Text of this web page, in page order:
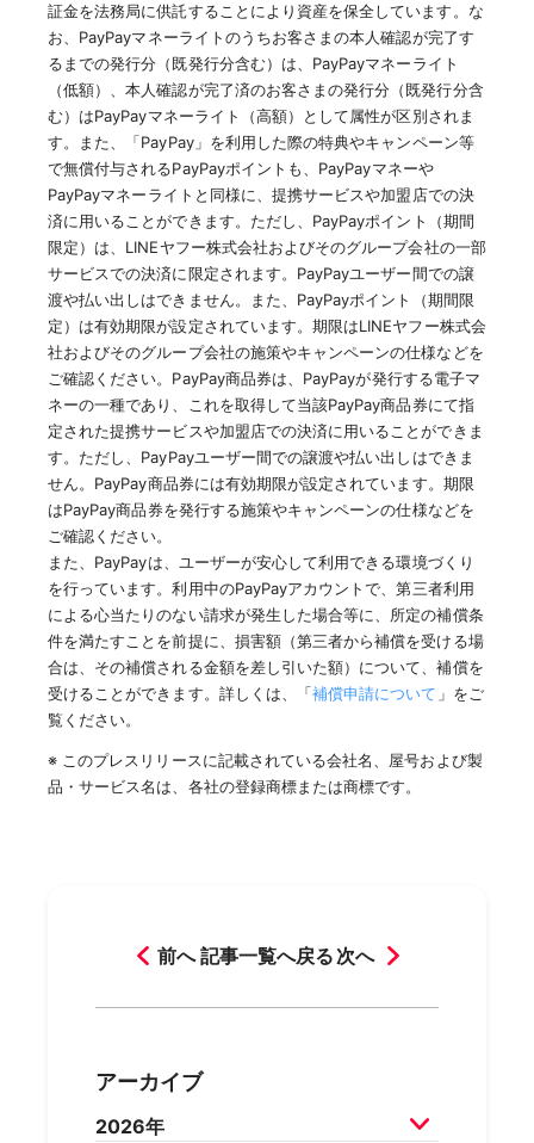
証金を法務局に供託することにより資産を保全しています。な
お、PayPayマネーライトのうちお客さまの本人確認が完了す
るまでの発行分（既発行分含む）は、PayPayマネーライト
（低額）、本人確認が完了済のお客さまの発行分（既発行分含
む）はPayPayマネーライト（高額）として属性が区別されま
す。また、「PayPay」を利用した際の特典やキャンペーン等
で無償付与されるPayPayポイントも、PayPayマネーや
PayPayマネーライトと同様に、提携サービスや加盟店での決
済に用いることができます。ただし、PayPayポイント（期間
限定）は、LINEヤフー株式会社およびそのグループ会社の一部
サービスでの決済に限定されます。PayPayユーザー間での譲
渡や払い出しはできません。また、PayPayポイント（期間限
定）は有効期限が設定されています。期限はLINEヤフー株式会
社およびそのグループ会社の施策やキャンペーンの仕様などを
ご確認ください。PayPay商品券は、PayPayが発行する電子マ
ネーの一種であり、これを取得して当該PayPay商品券にて指
定された提携サービスや加盟店での決済に用いることができま
す。ただし、PayPayユーザー間での譲渡や払い出しはできま
せん。PayPay商品券には有効期限が設定されています。期限
はPayPay商品券を発行する施策やキャンペーンの仕様などを
ご確認ください。
また、PayPayは、ユーザーが安心して利用できる環境づくり
を行っています。利用中のPayPayアカウントで、第三者利用
による心当たりのない請求が発生した場合等に、所定の補償条
件を満たすことを前提に、損害額（第三者から補償を受ける場
合は、その補償される金額を差し引いた額）について、補償を
受けることができます。詳しくは、「補償申請について 」をご
覧ください。
※ このプレスリリースに記載されている会社名、屋号および製
品・サービス名は、各社の登録商標または商標です。
前へ 記事一覧へ戻る 次へ
アーカイブ
2026年